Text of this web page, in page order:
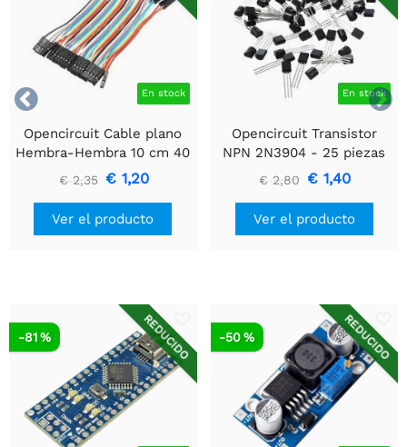

 En stock
Opencircuit Cable plano
Hembra-Hembra 10 cm 40
piezas
€ 2,35 € 1,20
Ver el producto
En stock
Opencircuit Transistor
NPN 2N3904 - 25 piezas
€ 2,80 € 1,40
Ver el producto
REDUCIDO
-81 % REDUCIDO
-50 %